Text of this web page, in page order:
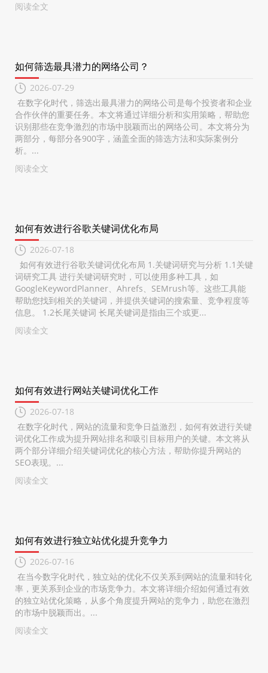
阅读全文
如何筛选最具潜力的网络公司？
2026-07-29
在数字化时代，筛选出最具潜力的网络公司是每个投资者和企业
合作伙伴的重要任务。本文将通过详细分析和实用策略，帮助您
识别那些在竞争激烈的市场中脱颖而出的网络公司。本文将分为
两部分，每部分各900字，涵盖全面的筛选方法和实际案例分
析。...
阅读全文
如何有效进行谷歌关键词优化布局
2026-07-18
如何有效进行谷歌关键词优化布局 1.关键词研究与分析 1.1关键
词研究工具 进行关键词研究时，可以使用多种工具，如
GoogleKeywordPlanner、Ahrefs、SEMrush等。这些工具能
帮助您找到相关的关键词，并提供关键词的搜索量、竞争程度等
信息。 1.2长尾关键词 长尾关键词是指由三个或更...
阅读全文
如何有效进行网站关键词优化工作
2026-07-18
在数字化时代，网站的流量和竞争日益激烈，如何有效进行关键
词优化工作成为提升网站排名和吸引目标用户的关键。本文将从
两个部分详细介绍关键词优化的核心方法，帮助你提升网站的
SEO表现。...
阅读全文
如何有效进行独立站优化提升竞争力
2026-07-16
在当今数字化时代，独立站的优化不仅关系到网站的流量和转化
率，更关系到企业的市场竞争力。本文将详细介绍如何通过有效
的独立站优化策略，从多个角度提升网站的竞争力，助您在激烈
的市场中脱颖而出。...
阅读全文